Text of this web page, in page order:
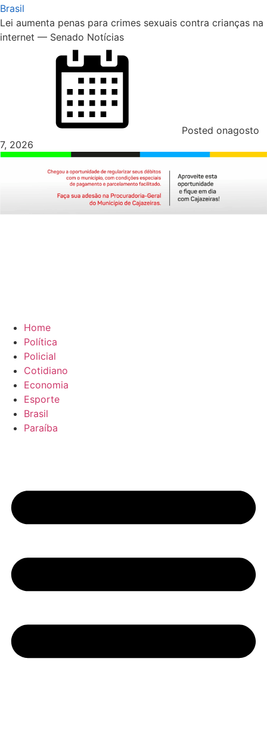
Brasil
Lei aumenta penas para crimes sexuais contra crianças na
internet — Senado Notícias
Posted onagosto
7, 2026
Home
Política
Policial
Cotidiano
Economia
Esporte
Brasil
Paraíba